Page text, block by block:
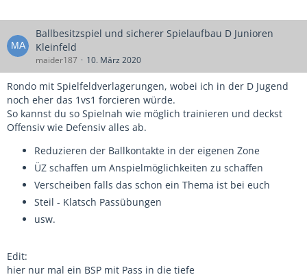
Ballbesitzspiel und sicherer Spielaufbau D Junioren
Kleinfeld
maider187 10. März 2020
Rondo mit Spielfeldverlagerungen, wobei ich in der D Jugend
noch eher das 1vs1 forcieren würde.
So kannst du so Spielnah wie möglich trainieren und deckst
Offensiv wie Defensiv alles ab.
Reduzieren der Ballkontakte in der eigenen Zone
ÜZ schaffen um Anspielmöglichkeiten zu schaffen
Verscheiben falls das schon ein Thema ist bei euch
Steil - Klatsch Passübungen
usw.
Edit:
hier nur mal ein BSP mit Pass in die tiefe